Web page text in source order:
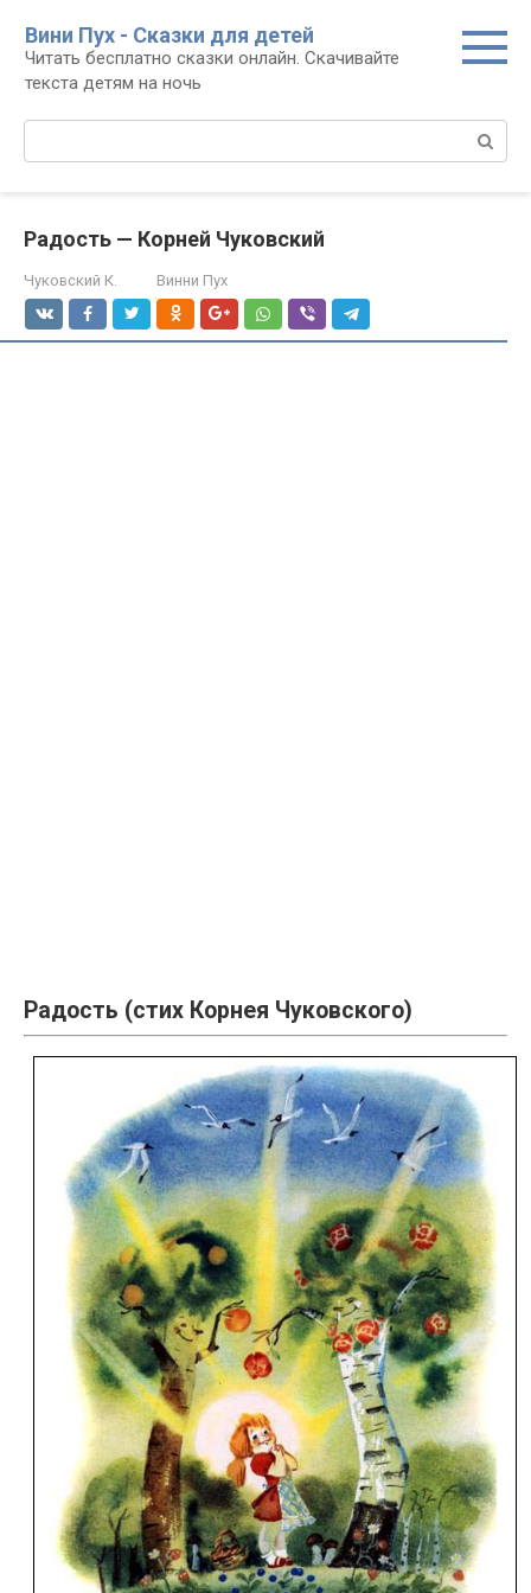
контенту
Вини Пух - Сказки для детей
Читать бесплатно сказки онлайн. Скачивайте
текста детям на ночь
Радость — Корней Чуковский
Чуковский К. Винни Пух
Радость (стих Корнея Чуковского)